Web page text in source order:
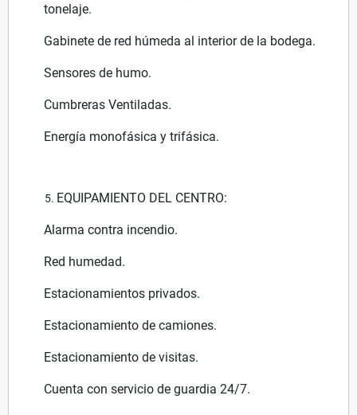
tonelaje.
Gabinete de red húmeda al interior de la bodega.
Sensores de humo.
Cumbreras Ventiladas.
Energía monofásica y trifásica.
EQUIPAMIENTO DEL CENTRO:
Alarma contra incendio.
Red humedad.
Estacionamientos privados.
Estacionamiento de camiones.
Estacionamiento de visitas.
Cuenta con servicio de guardia 24/7.